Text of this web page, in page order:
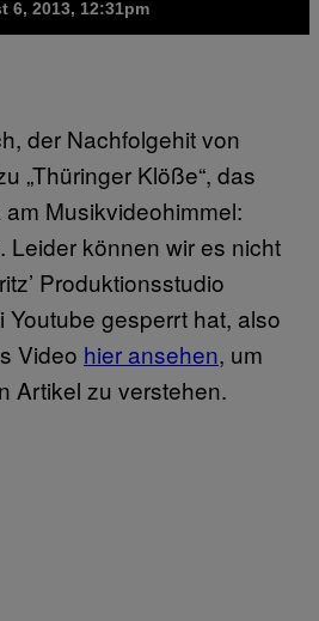
6, 2013, 12:31pm
der Nachfolgehit von
„Thüringer Klöße“, das
Musikvideohimmel:
Leider können wir es nicht
Produktionsstudio
gesperrt hat, also
Video hier ansehen, um
Artikel zu verstehen.